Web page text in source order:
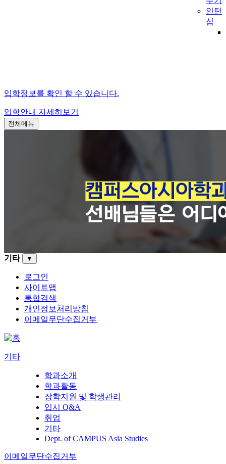
인턴
십
입학정보를 확인 할 수 있습니다.
입학안내 자세히보기
전체메뉴
기타 ▼
로그인
사이트맵
통합검색
개인정보처리방침
이메일무단수집거부
기타
학과소개
학과활동
장학지원 및 학생관리
입시 Q&A
취업
기타
Dept. of CAMPUS Asia Studies
이메일무단수집거부